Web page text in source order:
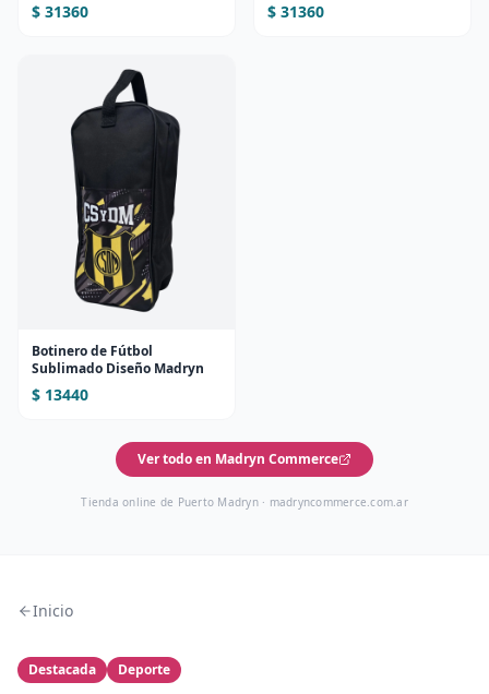
$ 31360 $ 31360
Botinero de Fútbol
Sublimado Diseño Madryn
$ 13440
Ver todo en Madryn Commerce
Tienda online de Puerto Madryn · madryncommerce.com.ar
Inicio
Destacada Deporte